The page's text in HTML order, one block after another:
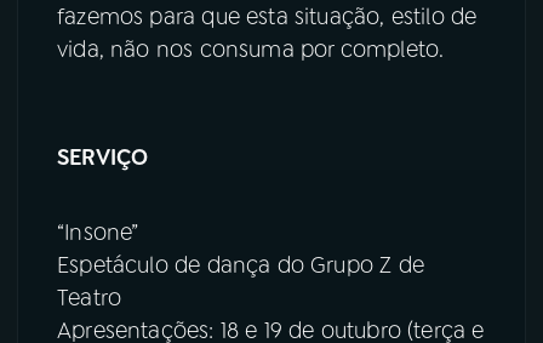
fazemos para que esta situação, estilo de
vida, não nos consuma por completo.
SERVIÇO
“Insone”
Espetáculo de dança do Grupo Z de
Teatro
Apresentações: 18 e 19 de outubro (terça e